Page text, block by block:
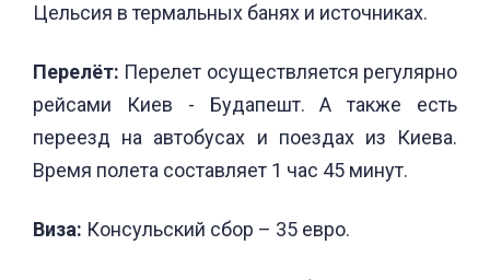
Цельсия в термальных банях и источниках.
Перелёт: Перелет осуществляется регулярно
рейсами Киев - Будапешт. А также есть
переезд на автобусах и поездах из Киева.
Время полета составляет 1 час 45 минут.
Виза: Консульский сбор – 35 евро.